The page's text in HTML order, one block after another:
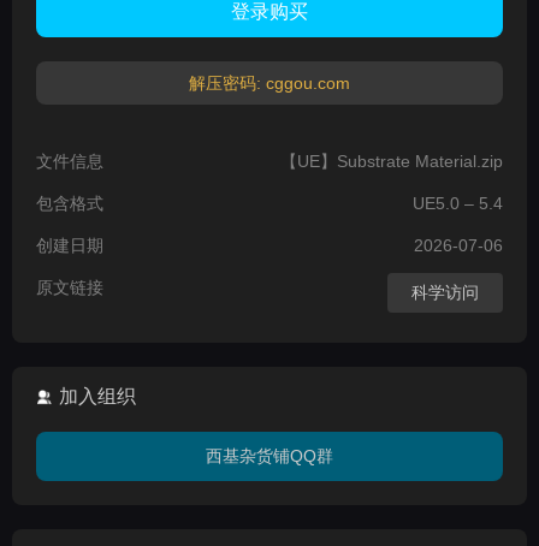
登录购买
解压密码: cggou.com
文件信息 【UE】Substrate Material.zip
包含格式 UE5.0 – 5.4
创建日期 2026-07-06
原文链接 科学访问
加入组织
西基杂货铺QQ群